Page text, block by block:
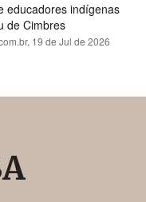
educadores indígenas
de Cimbres
19 de Jul de 2026